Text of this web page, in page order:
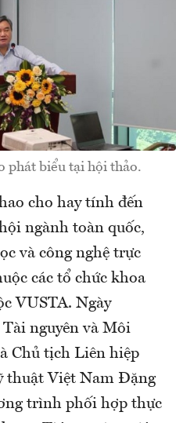
phát biểu tại hội thảo.
cho hay tính đến
ngành toàn quốc,
và công nghệ trực
các tổ chức khoa
VUSTA. Ngày
nguyên và Môi
Chủ tịch Liên hiệp
thuật Việt Nam Đặng
trình phối hợp thực